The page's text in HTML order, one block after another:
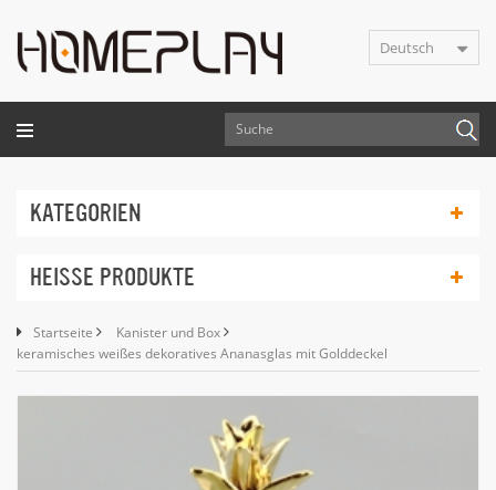
Deutsch
KATEGORIEN
HEISSE PRODUKTE
Startseite
Kanister und Box
keramisches weißes dekoratives Ananasglas mit Golddeckel